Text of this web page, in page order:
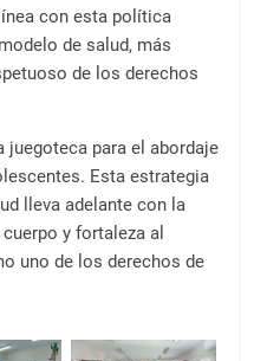
con esta política
de salud, más
de los derechos
juegoteca para el abordaje
Esta estrategia
lleva adelante con la
y fortaleza al
uno de los derechos de